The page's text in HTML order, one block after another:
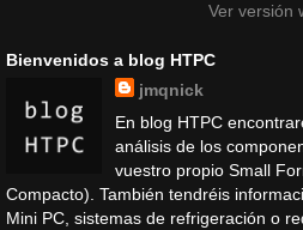
Ver versión
Bienvenidos a blog HTPC
jmqnick
En blog HTPC
análisis de los
vuestro propio Small
Compacto). También tendréis
Mini PC, sistemas de refrigeración o